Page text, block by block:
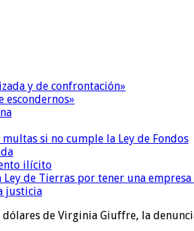
y de confrontación»
escondernos»
si no cumple la Ley de Fondos
ilícito
de Tierras por tener una
justicia
de Virginia Giuffre, la